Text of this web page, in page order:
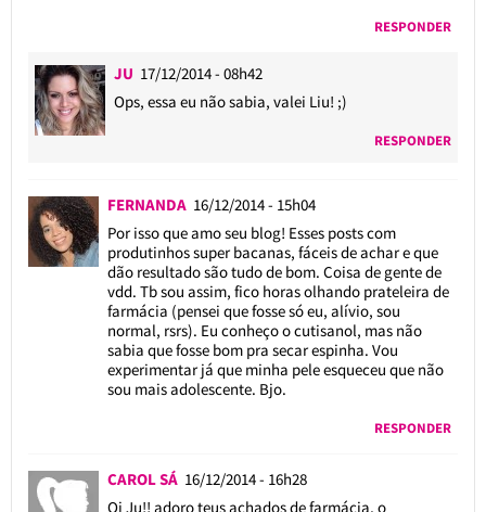
RESPONDER
JU 17/12/2014 - 08h42
Ops, essa eu não sabia, valei Liu! ;)
RESPONDER
FERNANDA 16/12/2014 - 15h04
Por isso que amo seu blog! Esses posts com
produtinhos super bacanas, fáceis de achar e que
dão resultado são tudo de bom. Coisa de gente de
vdd. Tb sou assim, fico horas olhando prateleira de
farmácia (pensei que fosse só eu, alívio, sou
normal, rsrs). Eu conheço o cutisanol, mas não
sabia que fosse bom pra secar espinha. Vou
experimentar já que minha pele esqueceu que não
sou mais adolescente. Bjo.
RESPONDER
CAROL SÁ 16/12/2014 - 16h28
Oi Ju!! adoro teus achados de farmácia, o